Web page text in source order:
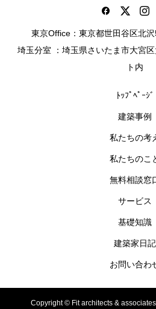
東京Office：東京都世田谷区北
埼玉分室 ：埼玉県さいたま市大宮
ト内
ﾄｯﾌﾟﾍﾟｰｼﾞ
建築事例
私たちの考
私たちのこ
無料相談窓
サービス
基礎知識
建築家日記
お問い合わ
Copyright © Fit architects &